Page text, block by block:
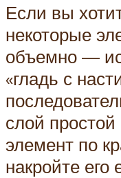
Если вы
некоторые
объемно —
«гладь с
слой
элемент по
накройте